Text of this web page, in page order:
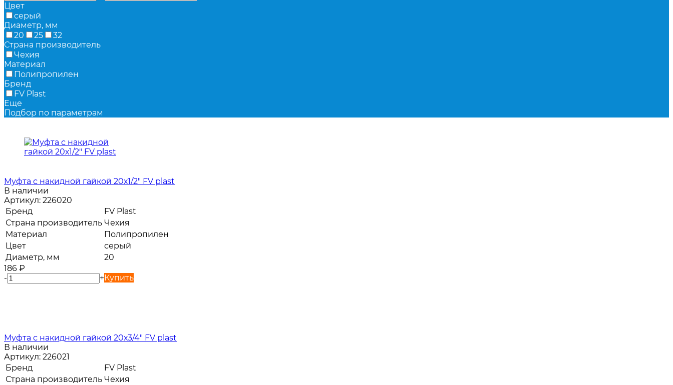
Цвет
серый
Диаметр, мм
20
25
32
Страна производитель
Чехия
Материал
Полипропилен
Бренд
FV Plast
Еще
Подбор по параметрам
Муфта с накидной гайкой 20х1/2" FV plast
В наличии
Артикул: 226020
Бренд
FV Plast
Страна производитель Чехия
Материал
Полипропилен
Цвет
серый
Диаметр, мм
20
186 ₽
-
+Купить
Муфта с накидной гайкой 20х3/4" FV plast
В наличии
Артикул: 226021
Бренд
FV Plast
Страна производитель Чехия